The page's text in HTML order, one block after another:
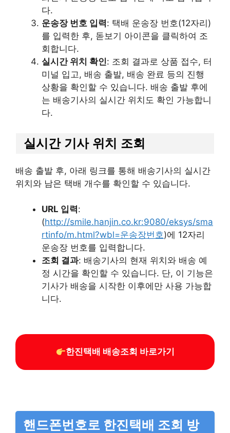
다.
운송장 번호 입력: 택배 운송장 번호(12자리)
를 입력한 후, 돋보기 아이콘을 클릭하여 조
회합니다.
실시간 위치 확인: 조회 결과로 상품 접수, 터
미널 입고, 배송 출발, 배송 완료 등의 진행
상황을 확인할 수 있습니다. 배송 출발 후에
는 배송기사의 실시간 위치도 확인 가능합니
다.
실시간 기사 위치 조회
배송 출발 후, 아래 링크를 통해 배송기사의 실시간
위치와 남은 택배 개수를 확인할 수 있습니다.
URL 입력:
(http://smile.hanjin.co.kr:9080/eksys/sma
rtinfo/m.html?wbl=운송장번호)에 12자리
운송장 번호를 입력합니다.
조회 결과: 배송기사의 현재 위치와 배송 예
정 시간을 확인할 수 있습니다. 단, 이 기능은
기사가 배송을 시작한 이후에만 사용 가능합
니다.
한진택배 배송조회 바로가기
핸드폰번호로 한진택배 조회 방